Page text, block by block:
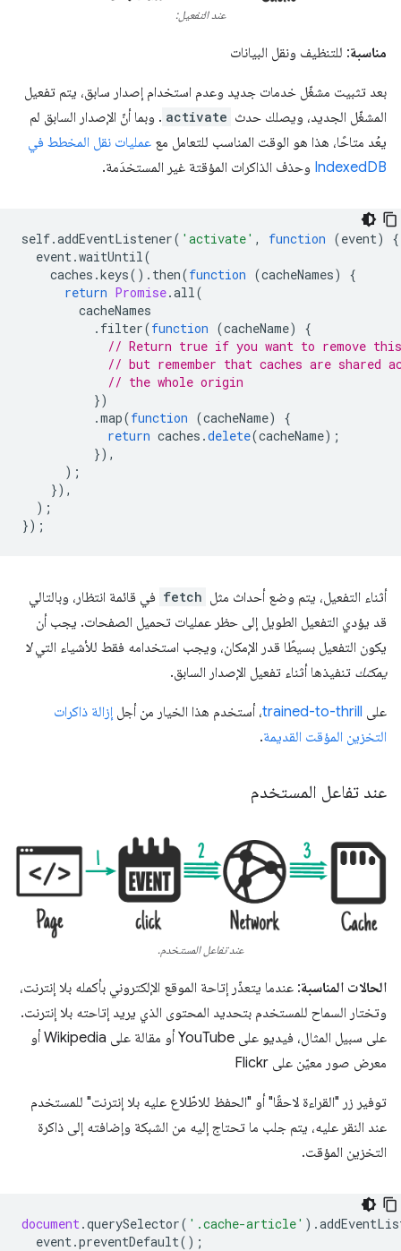
عند التفعيل:
مناسبة: للتنظيف ونقل البيانات
بعد تثبيت مشغّل خدمات جديد وعدم استخدام إصدار سابق، يتم تفعيل
المشغّل الجديد، ويصلك حدث activate . وبما أنّ الإصدار السابق لم
يعُد متاحًا، هذا هو الوقت المناسب للتعامل مع عمليات نقل المخطط في
IndexedDB وحذف الذاكرات المؤقتة غير المستخدَمة.
self.addEventListener( 'activate' , function (event)
{
event.waitUntil(
caches .keys(). then(function (cacheNames)
{
return Promise.all(
cacheNames
. filter(function (cacheName)
{
// Return true if you want to remove
// but remember that caches are shared
// the whole origin
})
.map(function (cacheName)
{
return caches .delete(cacheName);
}),
);
}),
);
});
أثناء التفعيل، يتم وضع أحداث مثل fetch في قائمة انتظار، وبالتالي
قد يؤدي التفعيل الطويل إلى حظر عمليات تحميل الصفحات. يجب أن
يكون التفعيل بسيطًا قدر الإمكان، ويجب استخدامه فقط للأشياء التيلا
يمكنك تنفيذها أثناء تفعيل الإصدار السابق.
على trained-to-thrill، أستخدم هذا الخيار من أجل إزالة ذاكرات
التخزين المؤقت القديمة.
عند تفاعل المستخدم
عند تفاعل المستخدم.
الحالات المناسبة: عندما يتعذّر إتاحة الموقع الإلكتروني بأكمله بلا إنترنت،
وتختار السماح للمستخدم بتحديد المحتوى الذي يريد إتاحته بلا إنترنت.
على سبيل المثال، فيديو على YouTube أو مقالة على Wikipedia أو
معرض صور معيّن على Flickr
توفير زر "القراءة لاحقًا" أو "الحفظ للاطّلاع عليه بلا إنترنت" للمستخدم
عند النقر عليه، يتم جلب ما تحتاج إليه من الشبكة وإضافته إلى ذاكرة
التخزين المؤقت.
document .querySelector( '.cache-article' ).
event .preventDefault();